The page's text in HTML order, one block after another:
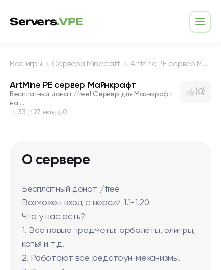
Servers.VPE
Все игры Сервера Minecraft ArtMine PE сервер Майнкрафт
ArtMine PE сервер Майнкрафт
Бесплатный донат /free! Сервер для Майнкрафт
на ...
33
27 мая 0
(0)
О сервере
Бесплатный донат /free
Возможен вход с версий 1.1-1.20
Что у нас есть?
1. Все новые предметы: арбалеты, элитры,
копья и т.д.
2. Работают все редстоун-механизмы.